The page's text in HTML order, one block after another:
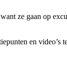
ze gaan op
en